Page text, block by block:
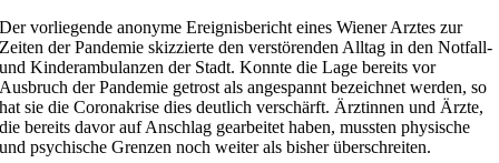
Der vorliegende anonyme Ereignisbericht eines Wiener Arztes zur
Zeiten der Pandemie skizzierte den verstörenden Alltag in den Notfall-
und Kinderambulanzen der Stadt. Konnte die Lage bereits vor
Ausbruch der Pandemie getrost als angespannt bezeichnet werden, so
hat sie die Coronakrise dies deutlich verschärft. Ärztinnen und Ärzte,
die bereits davor auf Anschlag gearbeitet haben, mussten physische
und psychische Grenzen noch weiter als bisher überschreiten.